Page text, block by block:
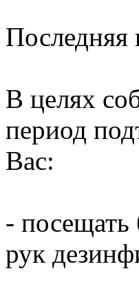
Последняя
В целях
период
Вас:
- посещать
рук